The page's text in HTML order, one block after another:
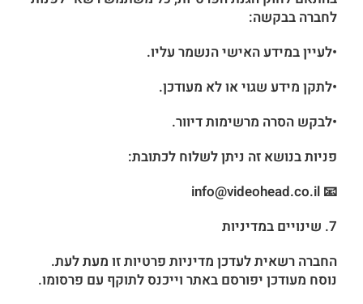
לחברה בבקשה:
•לעיין במידע האישי הנשמר עליו.
•לתקן מידע שגוי או לא מעודכן.
•לבקש הסרה מרשימות דיוור.
פניות בנושא זה ניתן לשלוח לכתובת:
📧 info@videohead.co.il
7. שינויים במדיניות
החברה רשאית לעדכן מדיניות פרטיות זו מעת לעת.
נוסח מעודכן יפורסם באתר וייכנס לתוקף עם פרסומו.